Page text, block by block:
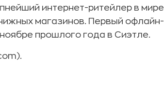
интернет-ритейлер в мире
магазинов. Первый офлайн-
прошлого года в Сиэтле.